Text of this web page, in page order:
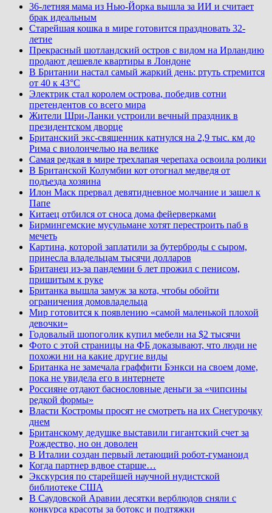
36-летняя мама из Нью-Йорка вышла за ИИ и считает
брак идеальным
Старейшая кошка в мире готовится праздновать 32-
летие
Прекрасный шотландский остров с видом на Ирландию
продают дешевле квартиры в Лондоне
В Британии настал самый жаркий день: ртуть стремится
от 40 к 43°C
Электрик стал королем острова, победив сотни
претендентов со всего мира
Жители Шри-Ланки устроили вечный праздник в
президентском дворце
Британский экс-священник катнулся на 2,9 тыс. км до
Рима с виолончелью на велике
Самая редкая в мире трехлапая черепаха освоила ролики
В Британской Колумбии кот отогнал медведя от
подъезда хозяина
Илон Маск прервал девятидневное молчание и зашел к
Папе
Китаец отбился от сноса дома фейерверками
Бирмингемские мусульмане хотят перестроить паб в
мечеть
Картина, которой заплатили за бутерброды с сыром,
принесла владельцам тысячи долларов
Британец из-за пандемии 6 лет прожил с пенисом,
пришитым к руке
Британка вышла замуж за кота, чтобы обойти
ограничения домовладельца
Мир готовится к появлению «самой маленькой плохой
девочки»
Годовалый шопоголик купил мебели на $2 тысячи
Фото с этой страницы на ФБ доказывают, что люди не
похожи ни на какие другие виды
Британка не замечала граффити Бэнкси на своем доме,
пока не увидела его в интернете
Россияне отдают баснословные деньги за «чипсины
редкой формы»
Власти Костромы просят не смотреть на их Снегурочку
днем
Британскому дедушке выставили гигантский счет за
Рождество, но он доволен
В Италии создан первый летающий робот-гуманоид
Когда партнер вдвое старше…
Экскурсия по старейшей научной нудистской
библиотеке США
В Саудовской Аравии десятки верблюдов сняли с
конкурса красоты за ботокс и подтяжки